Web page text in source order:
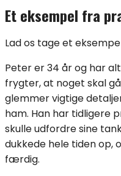
Et eksempel fra
Lad os tage et
Peter er 34 år og har
frygter, at noget skal
glemmer vigtige
ham. Han har tidligere
skulle udfordre sine
dukkede hele tiden op,
færdig.